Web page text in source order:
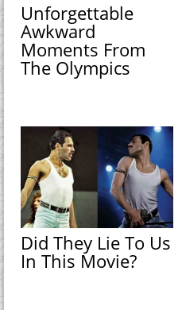
Unforgettable
Awkward
Moments From
The Olympics
Did They Lie To Us
In This Movie?